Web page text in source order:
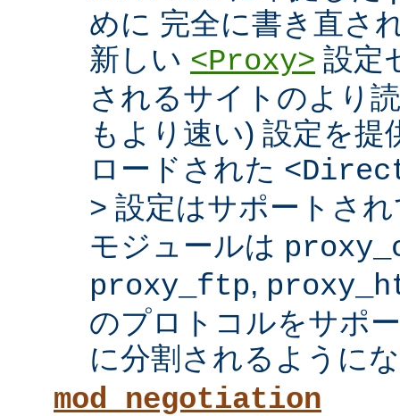
めに 完全に書き直さ
新しい <Proxy> 設定
されるサイトのより
もより速い) 設定を
ロードされた
> 設定はサポートさ
モジュールは
proxy_ftp,
のプロトコルをサポ
に分割されるように
mod_negotiation